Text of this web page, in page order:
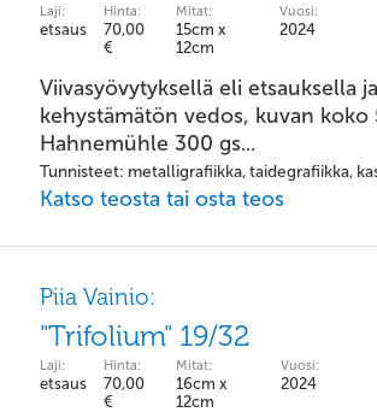
Laji:
etsaus
Hinta:
70,00
€
Mitat:
15cm x
12cm
Vuosi:
2024
Viivasyövytyksellä eli etsauksella
kehystämätön vedos, kuvan koko
Hahnemühle 300 gs...
Tunnisteet: metalligrafiikka, taidegrafiikka,
Katso teosta tai osta teos
Piia Vainio:
"Trifolium" 19/32
Laji:
etsaus
Hinta:
70,00
€
Mitat:
16cm x
12cm
Vuosi:
2024